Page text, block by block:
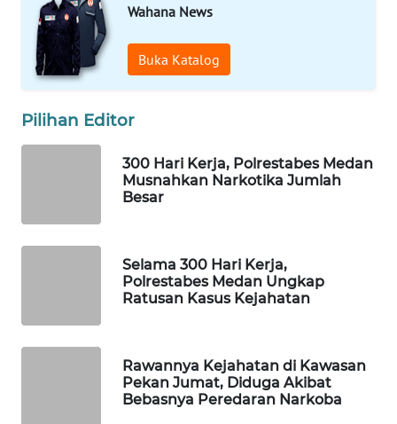
Wahana News
Buka Katalog
Pilihan Editor
300 Hari Kerja, Polrestabes Medan
Musnahkan Narkotika Jumlah
Besar
Selama 300 Hari Kerja,
Polrestabes Medan Ungkap
Ratusan Kasus Kejahatan
Rawannya Kejahatan di Kawasan
Pekan Jumat, Diduga Akibat
Bebasnya Peredaran Narkoba
Wahana
Network
KONSUMEN
MARTABAT